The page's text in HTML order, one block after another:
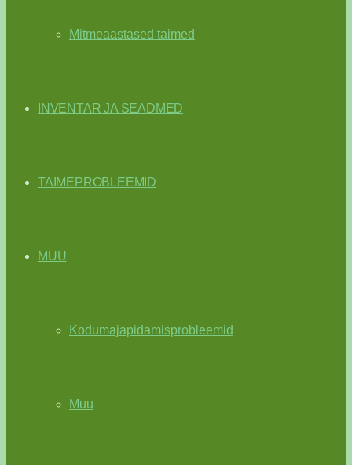
Mitmeaastased taimed
INVENTAR JA SEADMED
TAIMEPROBLEEMID
MUU
Kodumajapidamisprobleemid
Muu